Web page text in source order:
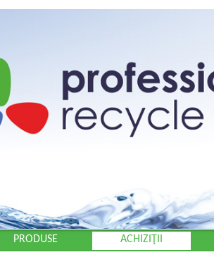
PRODUSE ACHIZIŢII